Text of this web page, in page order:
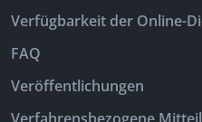
Verfügbarkeit der Online-
FAQ
Veröffentlichungen